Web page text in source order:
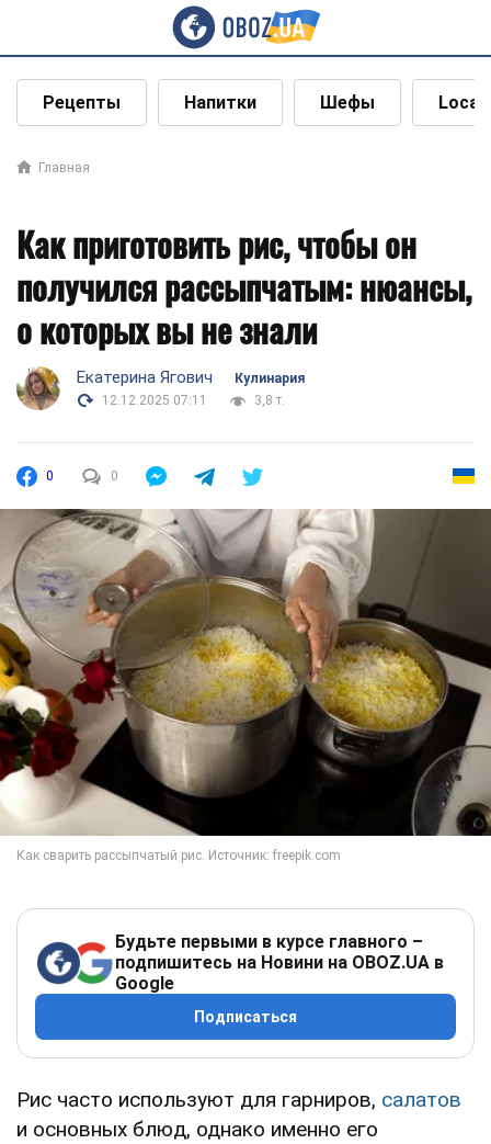
Рецепты Напитки Шефы Local
Главная
Как приготовить рис, чтобы он
получился рассыпчатым: нюансы,
о которых вы не знали
Екатерина Ягович
Кулинария
12.12.2025 07:11
3,8 т.
0 0
Будьте первыми в курсе главного –
подпишитесь на Новини на OBOZ.UA в
Google
Подписаться
Рис часто используют для гарниров, салатов
и основных блюд, однако именно его